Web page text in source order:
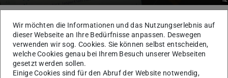
Roboframe
Wir möchten die Informationen und das Nutzungserlebnis auf
dieser Webseite an Ihre Bedürfnisse anpassen. Deswegen
verwenden wir sog. Cookies. Sie können selbst entscheiden,
welche Cookies genau bei Ihrem Besuch unserer Webseiten
gesetzt werden sollen.
Einige Cookies sind für den Abruf der Website notwendig,